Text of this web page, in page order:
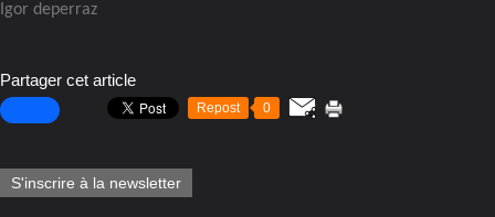
Igor deperraz
Partager cet article
Repost 0
S'inscrire à la newsletter